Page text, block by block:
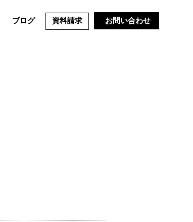
ブログ 資料請求 お問い合わせ